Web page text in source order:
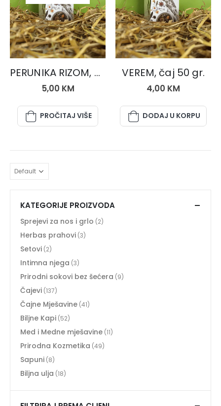
ČAJEVI
PERUNIKA RIZOM, čaj 50 gr.
5,00 KM
PROČITAJ VIŠE
ČAJEVI
VEREM, čaj 50 gr.
4,00 KM
DODAJ U KORPU
KATEGORIJE PROIZVODA
Sprejevi za nos i grlo (2)
Herbas prahovi (3)
Setovi (2)
Intimna njega (3)
Prirodni sokovi bez šećera (9)
Čajevi (137)
Čajne Mješavine (41)
Biljne Kapi (52)
Med i Medne mješavine (11)
Prirodna Kozmetika (49)
Sapuni (8)
Biljna ulja (18)